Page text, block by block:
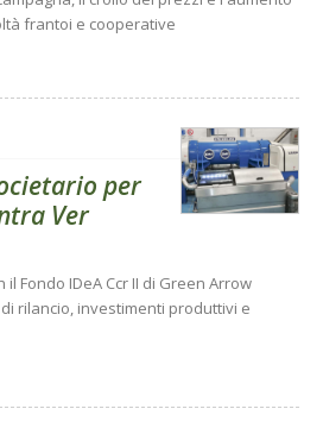
frantoi e cooperative
per
Ver
Fondo IDeA Ccr II di Green Arrow
rilancio, investimenti produttivi e